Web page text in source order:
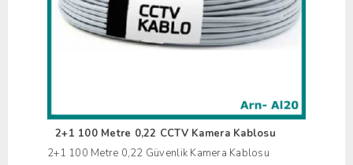
2+1 100 Metre 0,22 CCTV Kamera Kablosu
2+1 100 Metre 0,22 Güvenlik Kamera Kablosu